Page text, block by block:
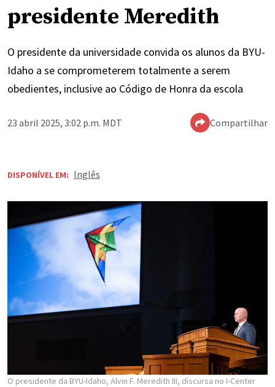
presidente Meredith
O presidente da universidade convida os alunos da BYU-
Idaho a se comprometerem totalmente a serem
obedientes, inclusive ao Código de Honra da escola
23 abril 2025, 3:02 p.m. MDT Compartilhar
DISPONÍVEL EM: Inglês
O presidente da BYU-Idaho, Alvin F. Meredith III, discursa no I-Center